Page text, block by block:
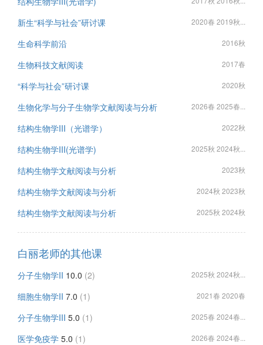
新生“科学与社会”研讨课 2020春 2019秋...
生命科学前沿 2016秋
生物科技文献阅读 2017春
“科学与社会”研讨课 2020秋
生物化学与分子生物学文献阅读与分析 2026春 2025春...
结构生物学III（光谱学） 2022秋
结构生物学III(光谱学) 2025秋 2024秋...
结构生物学文献阅读与分析 2023秋
结构生物学文献阅读与分析 2024秋 2023秋
结构生物学文献阅读与分析 2025秋 2024秋
白丽老师的其他课
分子生物学II 10.0 (2) 2025秋 2024秋...
细胞生物学II 7.0 (1) 2021春 2020春
分子生物学III 5.0 (1) 2025春 2024春...
医学免疫学 5.0 (1) 2026春 2024春...